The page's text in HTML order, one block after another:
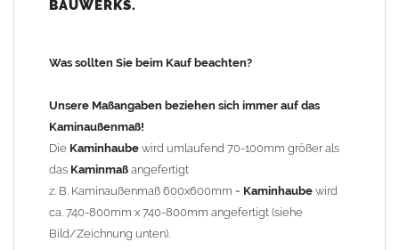
100mm
120mm
140mm
Andere Bohrmaße sind auf Anfrage möglich (Aufpreis
Sonderbohrung 55,99 EUR).
Befestigung/Stützen
Kaminhaubewird inkl. EdelstahlBefestigungsmaterial
geliefert. Die Standardflachstützen sind aus
BAUWERKS.
Was sollten Sie beim Kauf beachten?
Unsere Maßangaben beziehen sich immer auf das
Kaminaußenmaß!
Die Kaminhaube wird umlaufend 70-100mm größer als
das Kaminmaß angefertigt
z. B. Kaminaußenmaß 600x600mm = Kaminhaube wird
ca. 740-800mm x 740-800mm angefertigt (siehe
Bild/Zeichnung unten).